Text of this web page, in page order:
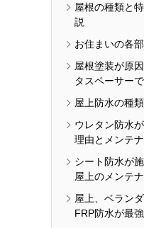
屋根の種類と
説
お住まいの各
屋根塗装が原
タスペーサー
屋上防水の種
ウレタン防水
理由とメンテ
シート防水が
屋上のメンテ
屋上、ベラン
FRP防水が最